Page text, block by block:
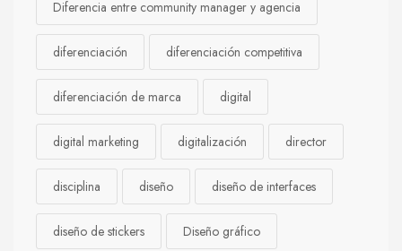
Diferencia entre community manager y agencia
diferenciación diferenciación competitiva
diferenciación de marca digital
digital marketing digitalización director
disciplina diseño diseño de interfaces
diseño de stickers Diseño gráfico